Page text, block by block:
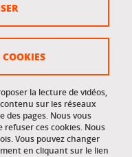
la lecture de vidéos,
sur les réseaux
des pages. Nous vous
refuser ces cookies. Nous
Vous pouvez changer
en cliquant sur le lien
COOKIES